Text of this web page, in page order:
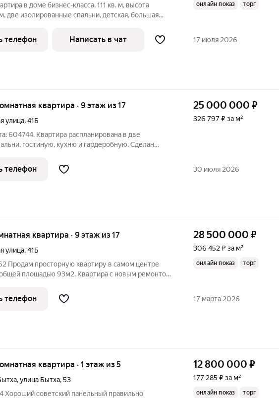
в доме бизнес-класса. 111 кв. м, высота
две изолированные спальни, детская, большая
обои и люстры, комфортная мебель и техника, кухня
онлайн показ торг
телефон Написать в чат 17 июля 2026
квартира · 9 этаж из 17
улица,41Б
604744. Квартира распланирована в две
гостиную, кухню и гардеробную. Сделан
До одной из лучших школ города - Гимназии 9,
пешком.
25 000 000 ₽
326 797 ₽ за м²
телефон 30 июля 2026
квартира · 9 этаж из 17
улица,41Б
Продам просторную квартиру в самом центре
площадью 93м2. Квартира с новым ремонтом,
спальни, просторную кухню гостиную,
две ванных комнаты с
28 500 000 ₽
306 452 ₽ за м²
онлайн показ торг
телефон 17 марта 2026
квартира · 1 этаж из 5
,улица Бытха,53
Хороший советский панельный правильно
12 800 000 ₽
177 285 ₽ за м²
онлайн показ торг